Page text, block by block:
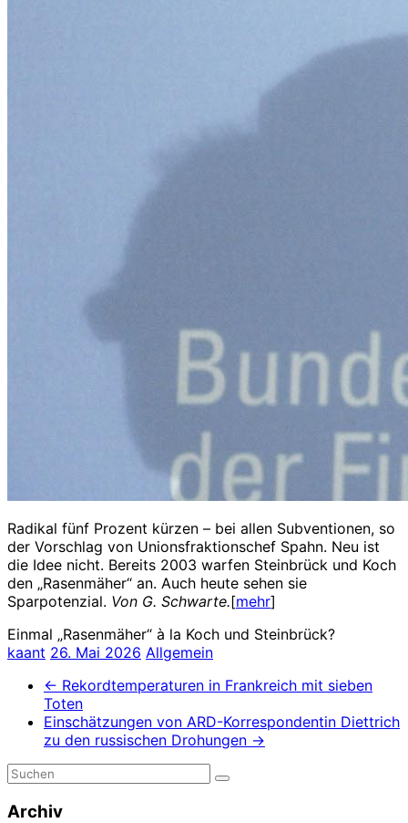
Radikal fünf Prozent kürzen – bei allen Subventionen, so
der Vorschlag von Unionsfraktionschef Spahn. Neu ist
die Idee nicht. Bereits 2003 warfen Steinbrück und Koch
den „Rasenmäher“ an. Auch heute sehen sie
Sparpotenzial. Von G. Schwarte.[mehr]
Einmal „Rasenmäher“ à la Koch und Steinbrück?
kaant 26. Mai 2026 Allgemein
← Rekordtemperaturen in Frankreich mit sieben
Toten
Einschätzungen von ARD-Korrespondentin Diettrich
zu den russischen Drohungen →
Archiv